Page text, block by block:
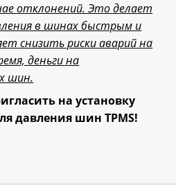
отклонений. Это делает
в шинах быстрым и
снизить риски аварий на
деньги на
шин.
на установку
давления шин TPMS!